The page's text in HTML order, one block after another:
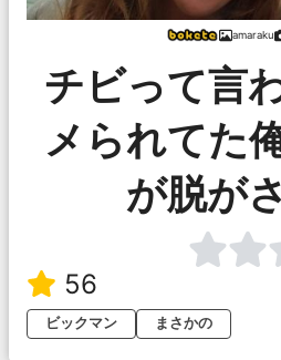
amaraku
チビって言
メられてた
が脱が
56
ビックマン
まさかの